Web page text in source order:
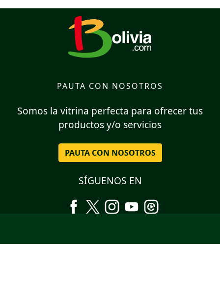
PAUTA CON NOSOTROS
Somos la vitrina perfecta para ofrecer tus
productos y/o servicios
PAUTA CON NOSOTROS
SÍGUENOS EN